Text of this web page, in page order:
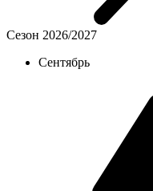
Сезон 2026/2027
Сентябрь